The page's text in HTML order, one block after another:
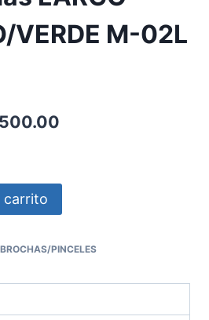
VERDE M-02L
carrito
PINCELES